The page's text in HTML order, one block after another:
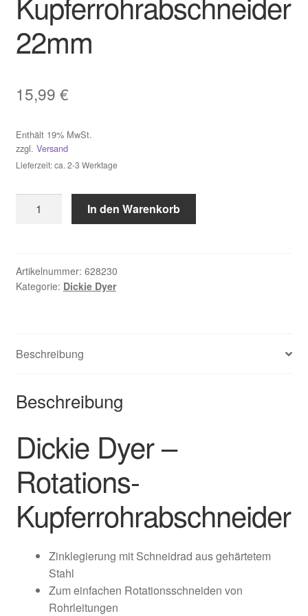
Widerruf
Zahlungsweisen
22mm
15,99 €
Enthält 19% MwSt.
zzgl. Versand
Lieferzeit: ca. 2-3 Werktage
Dickie
Kupferrohrabschneider
22mm
In den Warenkorb
Artikelnummer: 628230
Kategorie: Dickie Dyer
Beschreibung
Beschreibung
Dickie Dyer –
Rotations-
Kupferrohrabschneider
Zinklegierung mit Schneidrad aus gehärtetem
Stahl
Zum einfachen Rotationsschneiden von
Rohrleitungen